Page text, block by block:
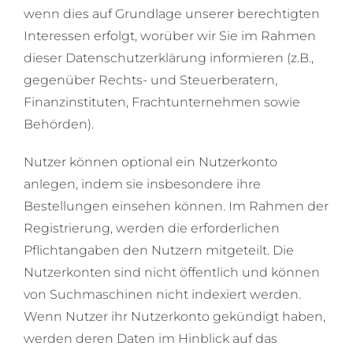
wenn dies auf Grundlage unserer berechtigten
Interessen erfolgt, worüber wir Sie im Rahmen
dieser Datenschutzerklärung informieren (z.B.,
gegenüber Rechts- und Steuerberatern,
Finanzinstituten, Frachtunternehmen sowie
Behörden).
Nutzer können optional ein Nutzerkonto
anlegen, indem sie insbesondere ihre
Bestellungen einsehen können. Im Rahmen der
Registrierung, werden die erforderlichen
Pflichtangaben den Nutzern mitgeteilt. Die
Nutzerkonten sind nicht öffentlich und können
von Suchmaschinen nicht indexiert werden.
Wenn Nutzer ihr Nutzerkonto gekündigt haben,
werden deren Daten im Hinblick auf das